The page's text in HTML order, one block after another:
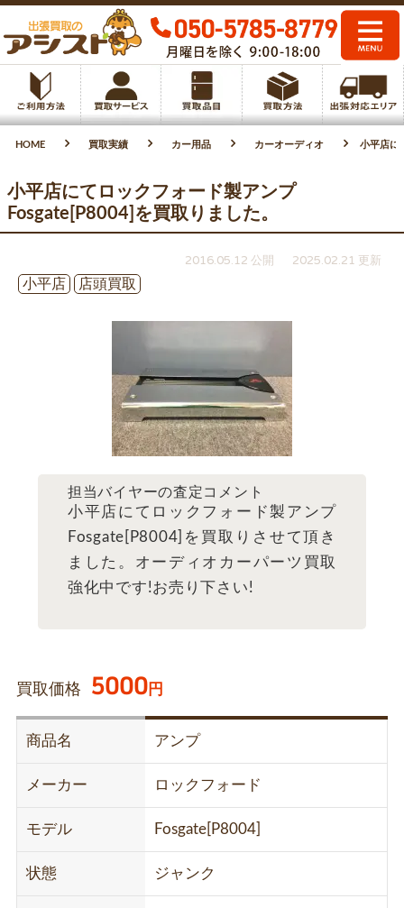
HOME 買取実績 カー用品 カーオーディオ 小平店に
小平店にてロックフォード製アンプ
Fosgate[P8004]を買取りました。
2016.05.12 公開
2025.02.21 更新
小平店
店頭買取
担当バイヤーの査定コメント
小平店にてロックフォード製アンプ
Fosgate[P8004]を買取りさせて頂き
ました。オーディオカーパーツ買取
強化中です!お売り下さい!
買取価格 5000円
商品名 アンプ
メーカー ロックフォード
モデル Fosgate[P8004]
状態 ジャンク